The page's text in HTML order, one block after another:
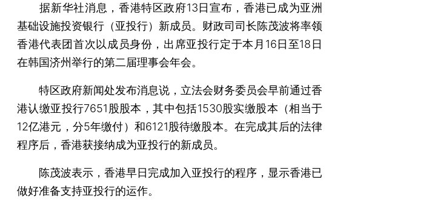
据新华社消息，香港特区政府13日宣布，香港已成为亚洲
基础设施投资银行（亚投行）新成员。财政司司长陈茂波将率领
香港代表团首次以成员身份，出席亚投行定于本月16日至18日
在韩国济州举行的第二届理事会年会。
特区政府新闻处发布消息说，立法会财务委员会早前通过香
港认缴亚投行7651股股本，其中包括1530股实缴股本（相当于
12亿港元，分5年缴付）和6121股待缴股本。在完成其后的法律
程序后，香港获接纳成为亚投行的新成员。
陈茂波表示，香港早日完成加入亚投行的程序，显示香港已
做好准备支持亚投行的运作。